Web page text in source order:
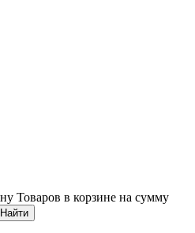
Товаров в корзине на сумму